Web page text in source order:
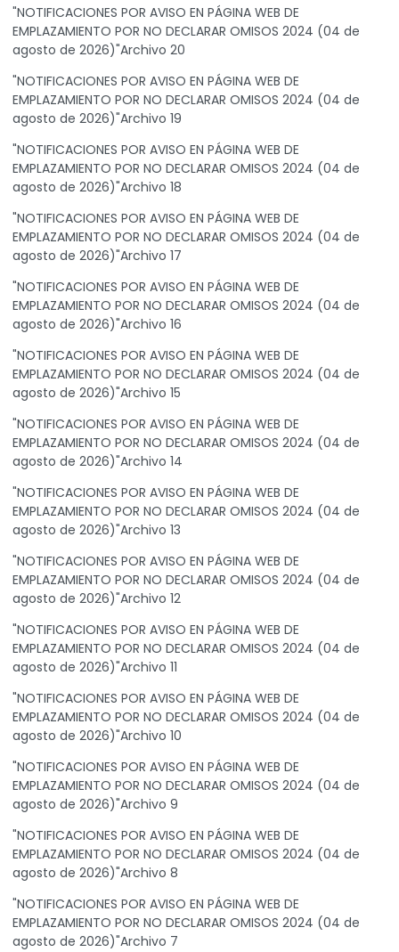
"NOTIFICACIONES POR AVISO EN PÁGINA WEB DE
EMPLAZAMIENTO POR NO DECLARAR OMISOS 2024 (04 de
agosto de 2026)"Archivo 20
"NOTIFICACIONES POR AVISO EN PÁGINA WEB DE
EMPLAZAMIENTO POR NO DECLARAR OMISOS 2024 (04 de
agosto de 2026)"Archivo 19
"NOTIFICACIONES POR AVISO EN PÁGINA WEB DE
EMPLAZAMIENTO POR NO DECLARAR OMISOS 2024 (04 de
agosto de 2026)"Archivo 18
"NOTIFICACIONES POR AVISO EN PÁGINA WEB DE
EMPLAZAMIENTO POR NO DECLARAR OMISOS 2024 (04 de
agosto de 2026)"Archivo 17
"NOTIFICACIONES POR AVISO EN PÁGINA WEB DE
EMPLAZAMIENTO POR NO DECLARAR OMISOS 2024 (04 de
agosto de 2026)"Archivo 16
"NOTIFICACIONES POR AVISO EN PÁGINA WEB DE
EMPLAZAMIENTO POR NO DECLARAR OMISOS 2024 (04 de
agosto de 2026)"Archivo 15
"NOTIFICACIONES POR AVISO EN PÁGINA WEB DE
EMPLAZAMIENTO POR NO DECLARAR OMISOS 2024 (04 de
agosto de 2026)"Archivo 14
"NOTIFICACIONES POR AVISO EN PÁGINA WEB DE
EMPLAZAMIENTO POR NO DECLARAR OMISOS 2024 (04 de
agosto de 2026)"Archivo 13
"NOTIFICACIONES POR AVISO EN PÁGINA WEB DE
EMPLAZAMIENTO POR NO DECLARAR OMISOS 2024 (04 de
agosto de 2026)"Archivo 12
"NOTIFICACIONES POR AVISO EN PÁGINA WEB DE
EMPLAZAMIENTO POR NO DECLARAR OMISOS 2024 (04 de
agosto de 2026)"Archivo 11
"NOTIFICACIONES POR AVISO EN PÁGINA WEB DE
EMPLAZAMIENTO POR NO DECLARAR OMISOS 2024 (04 de
agosto de 2026)"Archivo 10
"NOTIFICACIONES POR AVISO EN PÁGINA WEB DE
EMPLAZAMIENTO POR NO DECLARAR OMISOS 2024 (04 de
agosto de 2026)"Archivo 9
"NOTIFICACIONES POR AVISO EN PÁGINA WEB DE
EMPLAZAMIENTO POR NO DECLARAR OMISOS 2024 (04 de
agosto de 2026)"Archivo 8
"NOTIFICACIONES POR AVISO EN PÁGINA WEB DE
EMPLAZAMIENTO POR NO DECLARAR OMISOS 2024 (04 de
agosto de 2026)"Archivo 7